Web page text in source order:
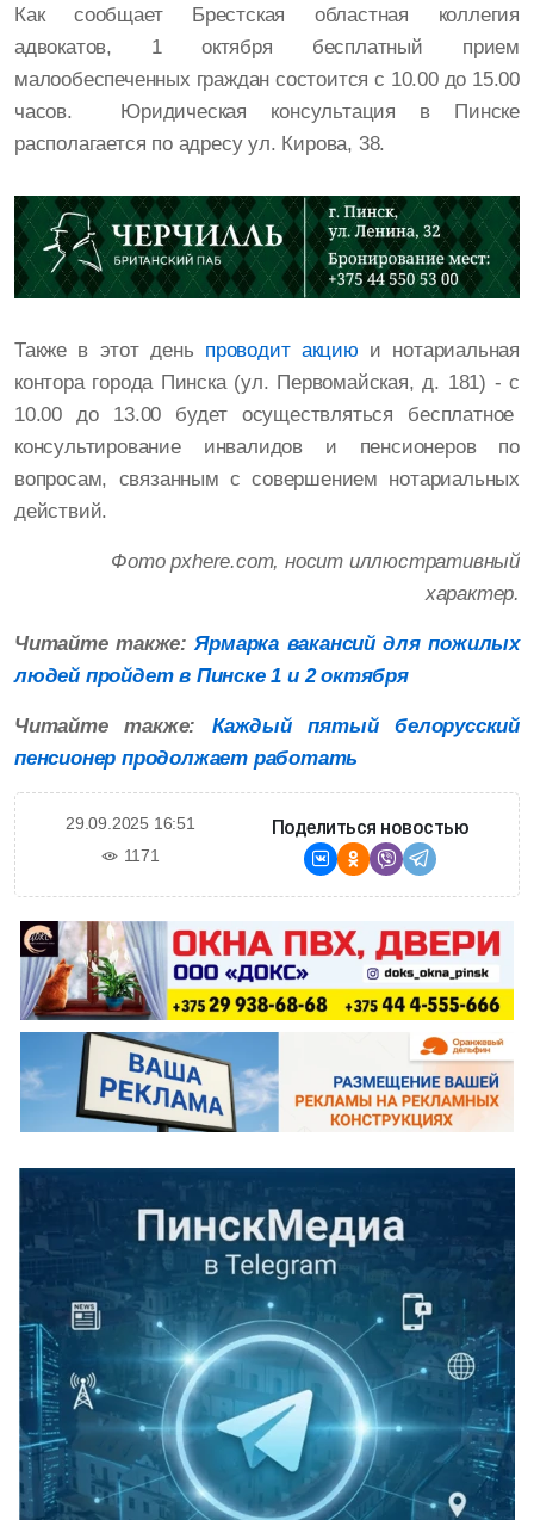
Как сообщает Брестская областная коллегия
адвокатов, 1 октября бесплатный прием
малообеспеченных граждан состоится с 10.00 до 15.00
часов. Юридическая консультация в Пинске
располагается по адресу ул. Кирова, 38.
Также в этот день проводит акцию и нотариальная
контора города Пинска (ул. Первомайская, д. 181) - с
10.00 до 13.00 будет осуществляться бесплатное
консультирование инвалидов и пенсионеров по
вопросам, связанным с совершением нотариальных
действий.
Фото pxhere.com, носит иллюстративный
характер.
Читайте также:Ярмарка вакансий для пожилых
людей пройдет в Пинске 1 и 2 октября
Читайте также: Каждый пятый белорусский
пенсионер продолжает работать
29.09.2025 16:51
1171
Поделиться новостью